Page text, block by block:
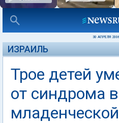
30 АПРЕЛЯ 2006
ИЗРАИЛЬ
Трое детей
от синдрома